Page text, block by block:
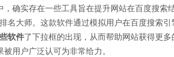
确实存在一些工具旨在提升网站在百度搜索
名大师。这款软件通过模拟用户在百度搜索
软件了下拉框的出现，从而帮助网站获得更
用户广泛认可为非常给力。